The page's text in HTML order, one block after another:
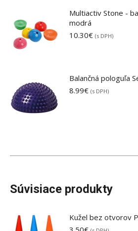
Multiactiv Stone -
modrá
10.30€ (s DPH)
Balančná pologuľa
8.99€ (s DPH)
Súvisiace produkty
Kužel bez otvorov